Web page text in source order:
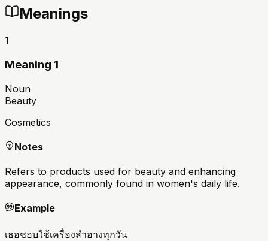
Meanings
1
Meaning 1
Noun
Beauty
Cosmetics
Notes
Refers to products used for beauty and enhancing
appearance, commonly found in women's daily life.
Example
เธอชอบใช้เครื่องสำอางทุกวัน